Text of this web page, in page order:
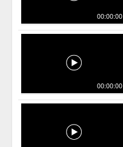
00:00:00
00:00:00